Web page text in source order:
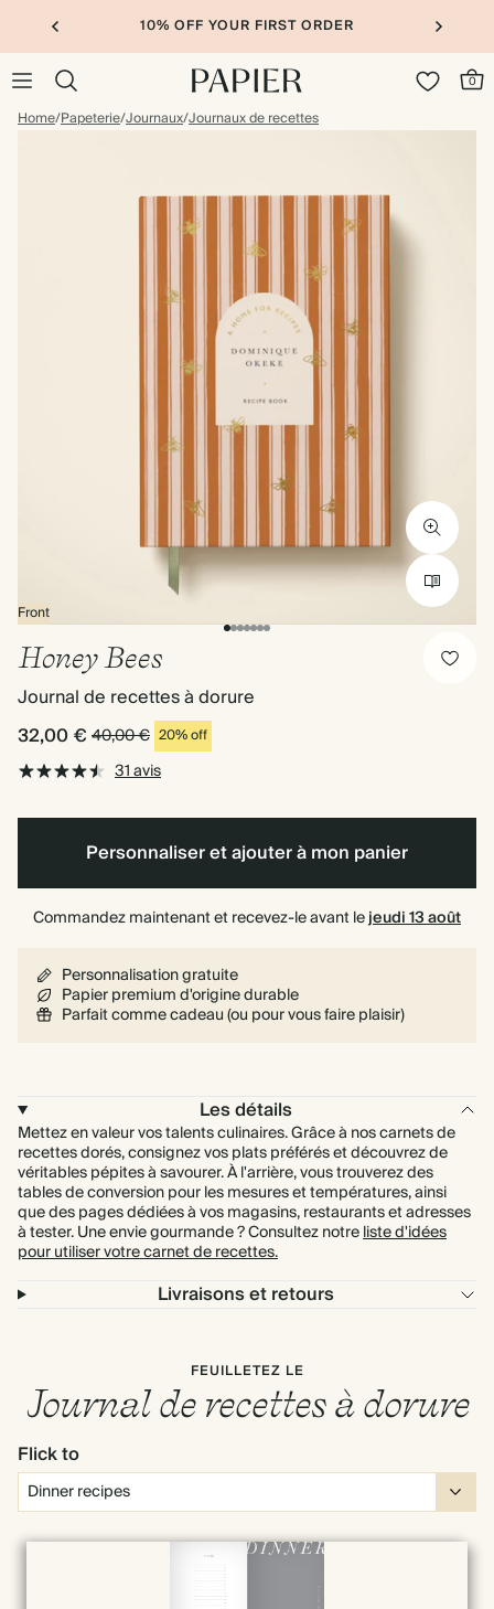
10% OFF YOUR FIRST ORDER
0
Home/Papeterie/Journaux/Journaux de recettes
Front
Honey Bees
Journal de recettes à dorure
32,00 € 40,00 € 20% off
31 avis
Personnaliser et ajouter à mon panier
Commandez maintenant et recevez-le avant lejeudi 13 août
Personnalisation gratuite
Papier premium d'origine durable
Parfait comme cadeau (ou pour vous faire plaisir)
Les détails
Mettez en valeur vos talents culinaires. Grâce à nos carnets de
recettes dorés, consignez vos plats préférés et découvrez de
véritables pépites à savourer. À l'arrière, vous trouverez des
tables de conversion pour les mesures et températures, ainsi
que des pages dédiées à vos magasins, restaurants et adresses
à tester. Une envie gourmande ? Consultez notreliste d'idées
pour utiliser votre carnet de recettes.
Livraisons et retours
FEUILLETEZ LE
Journal de recettes à dorure
Flick to
Plein écran